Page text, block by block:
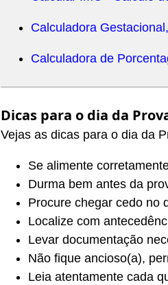
Calculadora
Calculadora de
Dicas para o dia da
Vejas as dicas para o dia da
Se alimente
Durma bem antes da
Procure chegar cedo no
Localize com
Levar documentação
Não fique ancioso(a),
Leia atentamente cada